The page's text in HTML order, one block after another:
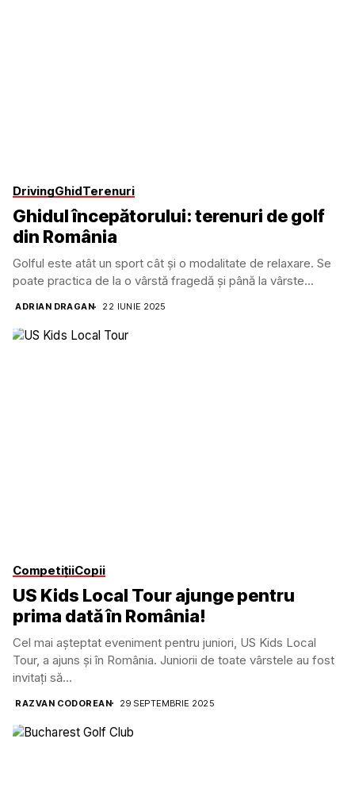
DrivingGhidTerenuri
Ghidul începătorului: terenuri de golf
din România
Golful este atât un sport cât și o modalitate de relaxare. Se
poate practica de la o vârstă fragedă și până la vârste...
ADRIAN DRAGAN 22 IUNIE 2025
CompetițiiCopii
US Kids Local Tour ajunge pentru
prima dată în România!
Cel mai așteptat eveniment pentru juniori, US Kids Local
Tour, a ajuns și în România. Juniorii de toate vârstele au fost
invitați să...
RAZVAN CODOREAN 29 SEPTEMBRIE 2025